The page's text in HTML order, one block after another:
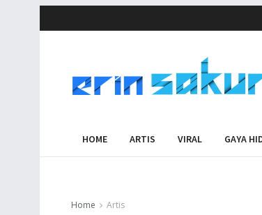
HOME ARTIS VIRAL GAYA
Home Artis